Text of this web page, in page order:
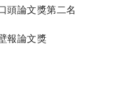
頭論文獎第二名
報論文獎